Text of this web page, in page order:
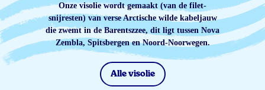
Onze visolie wordt gemaakt (van de filet-
snijresten) van verse Arctische wilde kabeljauw
die zwemt in de Barentszzee, dit ligt tussen Nova
Zembla, Spitsbergen en Noord-Noorwegen.
Alle visolie